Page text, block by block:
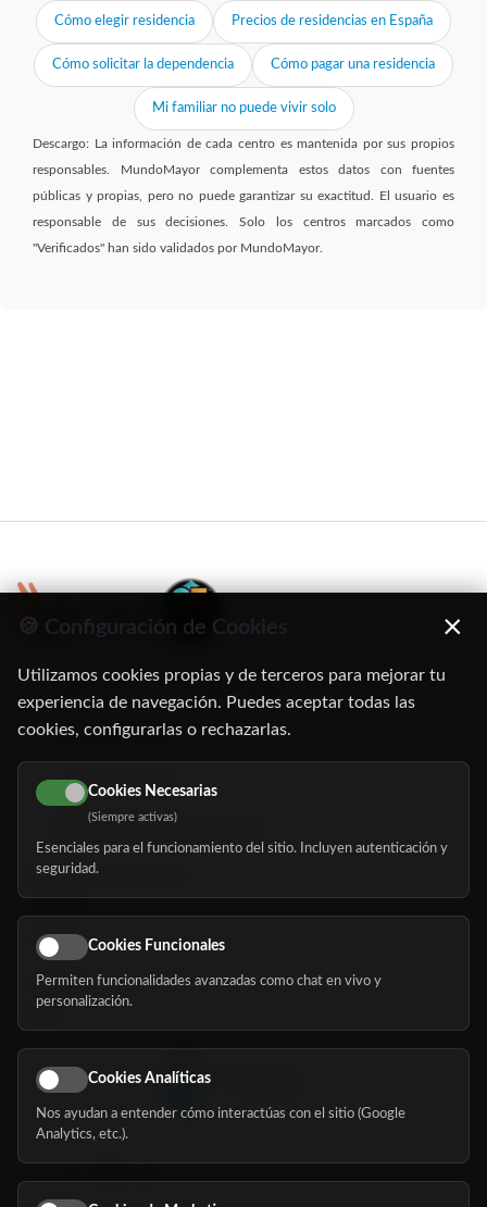
Cómo elegir residencia Precios de residencias en España
Cómo solicitar la dependencia Cómo pagar una residencia
Mi familiar no puede vivir solo
Descargo: La información de cada centro es mantenida por sus propios
responsables. MundoMayor complementa estos datos con fuentes
públicas y propias, pero no puede garantizar su exactitud. El usuario es
responsable de sus decisiones. Solo los centros marcados como
"Verificados" han sido validados por MundoMayor.
C/ Oruro, 11. 28016 Madrid
91 345 06 26
616 113 103
hola@mundomayor.com
Buscador de residencias
Eventos
Nosotros
Síguenos
🍪 Configuración de Cookies ×
Utilizamos cookies propias y de terceros para mejorar tu
experiencia de navegación. Puedes aceptar todas las
cookies, configurarlas o rechazarlas.
Cookies Necesarias
(Siempre activas)
Esenciales para el funcionamiento del sitio. Incluyen autenticación y
seguridad.
Cookies Funcionales
Permiten funcionalidades avanzadas como chat en vivo y
personalización.
Cookies Analíticas
Nos ayudan a entender cómo interactúas con el sitio (Google
Analytics, etc.).